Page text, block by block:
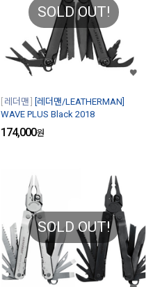
SOLD OUT!
레더맨
[레더맨/LEATHERMAN]
WAVE PLUS Black 2018
174,000원
SOLD OUT!